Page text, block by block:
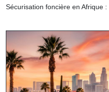
Sécurisation foncière en Afrique